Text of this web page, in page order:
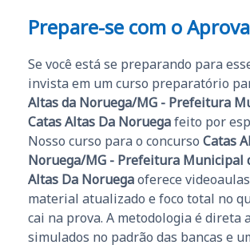
Prepare-se com o Aprova
Se você está se preparando para
invista em um curso preparatório
Altas da Noruega/MG - Prefeitura
Catas Altas Da Noruegafeito por
Nosso curso para o concurso Catas
Noruega/MG - Prefeitura Municipal
Altas Da Noruegaoferece
material atualizado e foco total no
cai na prova. A metodologia é direta
simulados no padrão das bancas e